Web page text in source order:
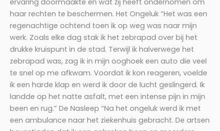
ervaring doormaakte en wat zij heeft ondernomen om
haar rechten te beschermen. Het Ongeluk “Het was een
regenachtige ochtend toen ik op weg was naar mijn
werk. Zoals elke dag stak ik het zebrapad over bij het
drukke kruispunt in de stad. Terwijl ik halverwege het
zebrapad was, zag ik in mijn ooghoek een auto die veel
te snel op me afkwam. Voordat ik kon reageren, voelde
ik een harde klap en werd ik door de lucht geslingerd. Ik
landde op het natte asfalt, met een intense pijn in mijn
been en rug.” De Nasleep “Na het ongeluk werd ik met
een ambulance naar het ziekenhuis gebracht. De artsen